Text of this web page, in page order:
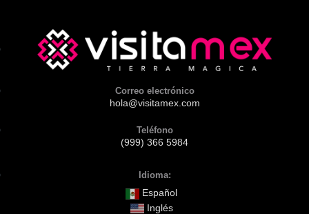
Correo electrónico
hola@visitamex.com
Teléfono
(999) 366 5984
Idioma:
Español
Inglés